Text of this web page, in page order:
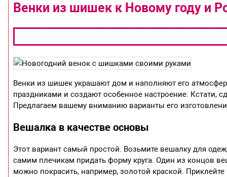
Венки из шишек к Новому году и
Венки из шишек украшают дом и наполняют его
праздниками и создают особенное настроение. Кстати,
Предлагаем вашему вниманию варианты его
Вешалка в качестве основы
Этот вариант самый простой. Возьмите вешалку для
самим плечикам придать форму круга. Один из концов
можно покрасить, например, золотой краской.